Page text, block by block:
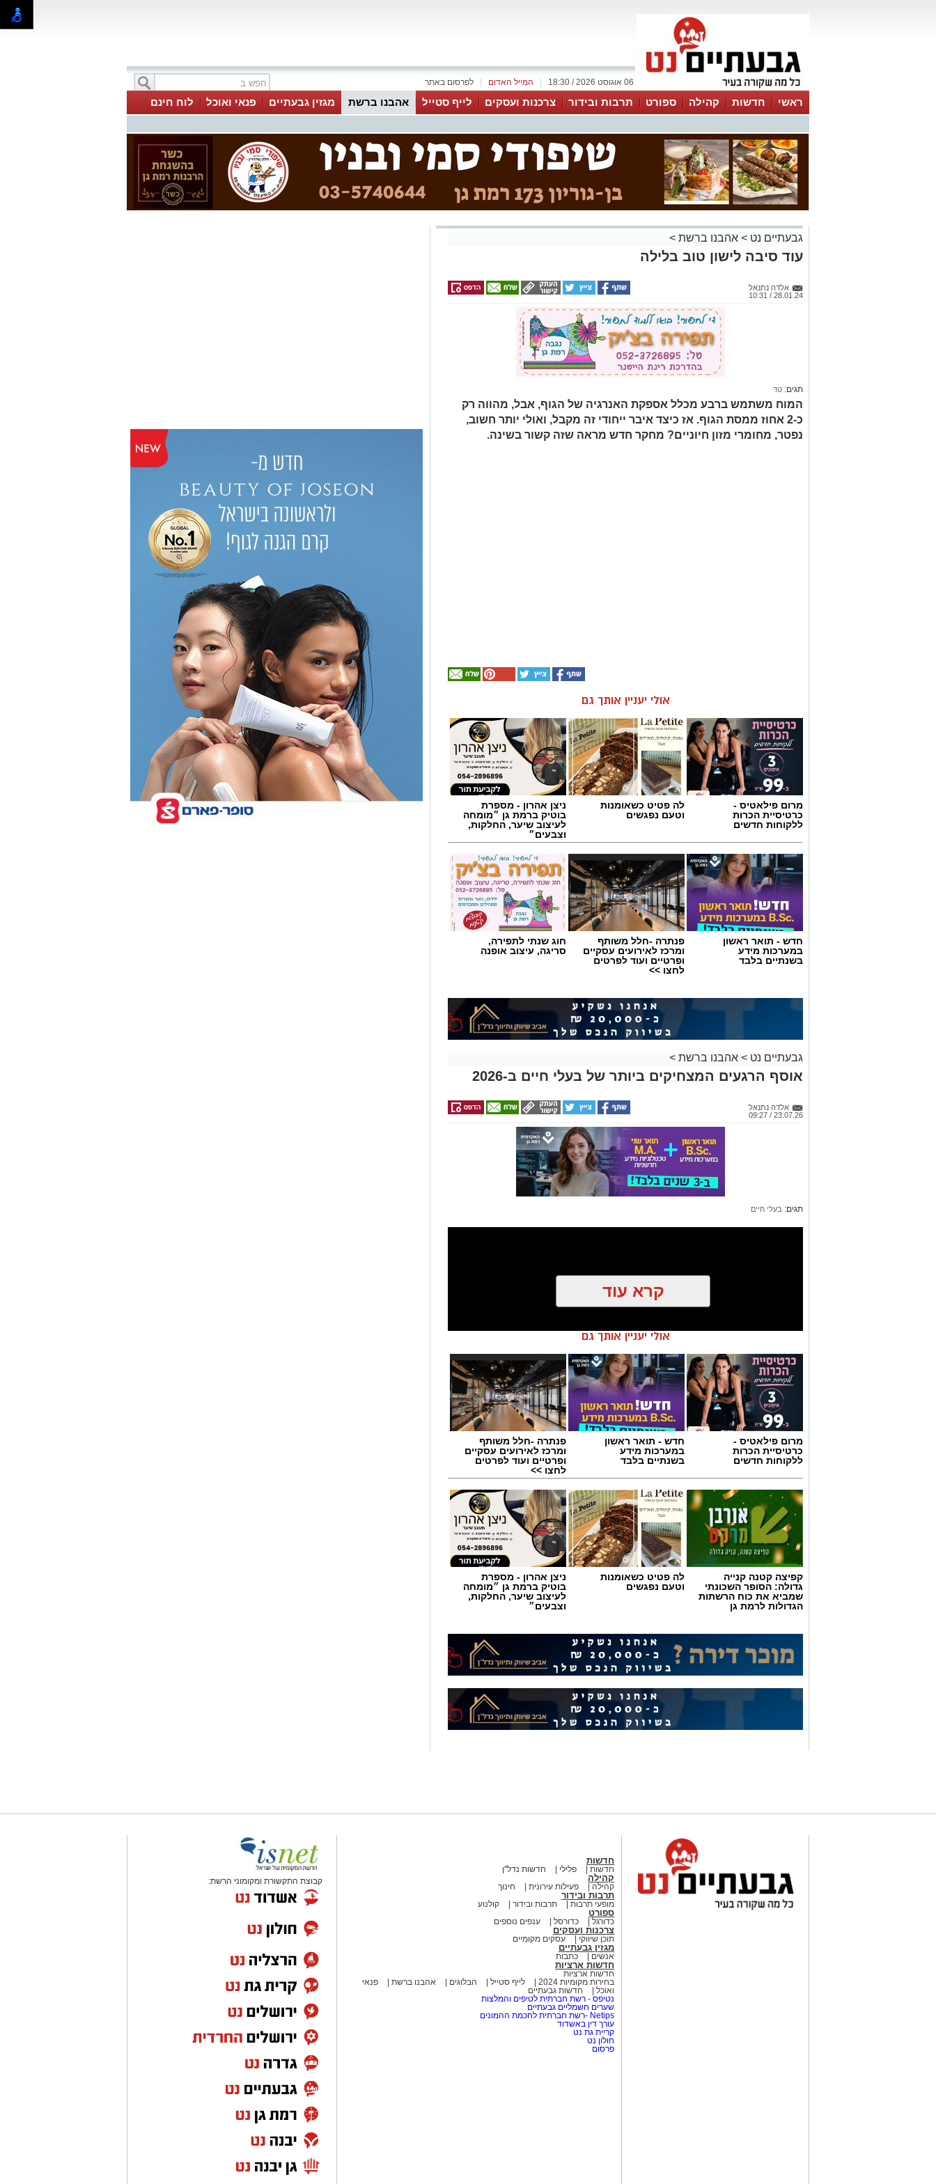
לפרסום באתר המייל האדום 06 אוגוסט 2026 / 18:30
ראשי חדשות קהילה ספורט תרבות ובידור צרכנות ועסקים לייף סטייל אהבנו ברשת מגזין גבעתיים פנאי ואוכל לוח חינם
גבעתיים נט > אהבנו ברשת >
עוד סיבה לישון טוב בלילה
אלדה נתנאל
28.01.24 / 10:31
תגים: טד
המוח משתמש ברבע מכלל אספקת האנרגיה של הגוף, אבל, מהווה רק
כ-2 אחוז ממסת הגוף. אז כיצד איבר ייחודי זה מקבל, ואולי יותר חשוב,
נפטר, מחומרי מזון חיוניים? מחקר חדש מראה שזה קשור בשינה.
אולי יעניין אותך גם
מרום פילאטיס -
כרטיסיית הכרות
ללקוחות חדשים
לה פטיט כשאומנות
וטעם נפגשים
ניצן אהרון - מספרת
בוטיק ברמת גן ״מומחה
לעיצוב שיער, החלקות,
וצבעים״
חדש - תואר ראשון
במערכות מידע
בשנתיים בלבד
פנתרה -חלל משותף
ומרכז לאירועים עסקיים
ופרטיים ועוד לפרטים
לחצו >>
חוג שנתי לתפירה,
סריגה, עיצוב אופנה
גבעתיים נט > אהבנו ברשת >
אוסף הרגעים המצחיקים ביותר של בעלי חיים ב-2026
אלדה נתנאל
23.07.26 / 09:27
קרא עוד
אולי יעניין אותך גם
מרום פילאטיס -
כרטיסיית הכרות
ללקוחות חדשים
חדש - תואר ראשון
במערכות מידע
בשנתיים בלבד
פנתרה -חלל משותף
ומרכז לאירועים עסקיים
ופרטיים ועוד לפרטים
לחצו >>
קפיצה קטנה קנייה
גדולה: הסופר השכונתי
שמביא את כוח הרשתות
הגדולות לרמת גן
לה פטיט כשאומנות
וטעם נפגשים
ניצן אהרון - מספרת
בוטיק ברמת גן ״מומחה
לעיצוב שיער, החלקות,
וצבעים״
חדשות
חדשות פלילי חדשות נדל"ן
קהילה
קהילה פעילות עירונית חינוך
תרבות ובידור
מופעי תרבות תרבות ובידור קולנוע
ספורט
כדורגל כדורסל ענפים נוספים
צרכנות ועסקים
תוכן שיווקי עסקים מקומיים
מגזין גבעתיים
אנשים כתבות
חדשות ארציות
חדשות ארציות
בחירות מקומיות 2024
לייף סטייל הבלוגים אהבנו ברשת
פנאי
ואוכל
חדשות גבעתיים
נטיפס - רשת חברתית לטיפים והמלצות
שערים חשמליים גבעתיים
Netips -רשת חברתית לחכמת ההמונים
עורך דין באשדוד
קריית גת נט
חולון נט
פרסום
קבוצת התקשורת ומקומוני הרשת: